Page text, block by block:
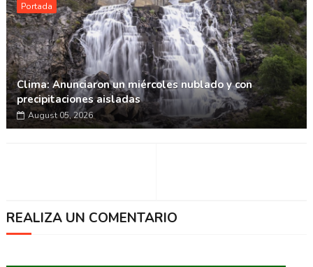
Portada
Clima: Anunciaron un miércoles nublado y con
precipitaciones aisladas
August 05, 2026
REALIZA UN COMENTARIO